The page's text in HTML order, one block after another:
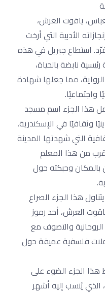
ياقوت العرش،
الأدبية التي أرخت
استطاع جبريل في هذه
نابضة بالحياة،
مما جعلها شهادة
واجتماعيًا.
أبو العباس (1997م) يحمل هذا الجزء اسم مسجد
وثقافيًا في الإسكندرية.
التي شهدتها المدينة
من هذا المعلم
بالمكان وحبكته حول
ياقوت العرش (1998م) يتناول هذا الجزء الصراع
العرش، أحد رموز
والتصوف مع
فلسفية عميقة حول
(1998م) يسلط هذا الجزء الضوء على
الذي يُنسب إليه أشهر